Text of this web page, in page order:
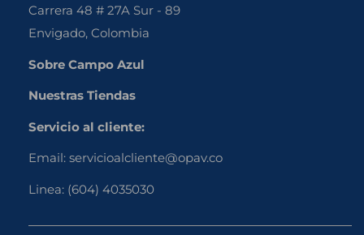
Carrera 48 # 27A Sur - 89
Envigado, Colombia
Sobre Campo Azul
Nuestras Tiendas
Servicio al cliente:
Email: servicioalcliente@opav.co
Linea: (604) 4035030